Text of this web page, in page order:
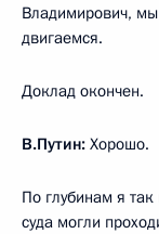
Владимирович, мы
двигаемся.
Доклад окончен.
В.Путин: Хорошо.
По глубинам я
суда могли